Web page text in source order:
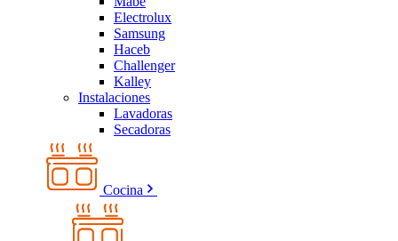
Electrolux
Samsung
Haceb
Challenger
Kalley
Instalaciones
Lavadoras
Secadoras
Cocina